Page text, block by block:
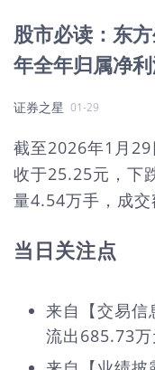
股市必读：东
年全年归属净
证券之星 01-29
截至2026年1月29
收于25.25元，下
量4.54万手，成交
当日关注点
来自【交易信
流出685.73万